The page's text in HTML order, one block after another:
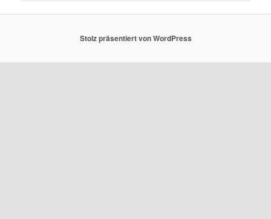
Stolz präsentiert von WordPress